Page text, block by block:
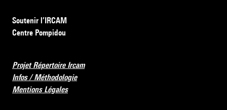
Soutenir l’IRCAM
Centre Pompidou
Projet Répertoire Ircam
Infos / Méthodologie
Mentions Légales